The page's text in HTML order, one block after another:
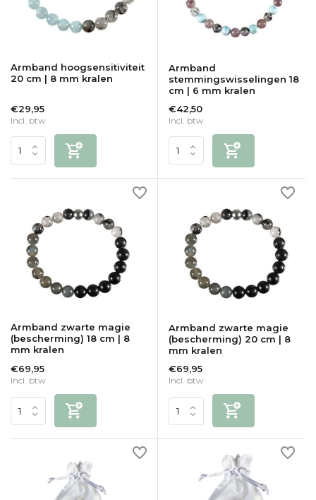
Armband hoogsensitiviteit
20 cm | 8 mm kralen
€29,95
Incl. btw
Armband
stemmingswisselingen 18
cm | 6 mm kralen
€42,50
Incl. btw
Armband zwarte magie
(bescherming) 18 cm | 8
mm kralen
€69,95
Incl. btw
Armband zwarte magie
(bescherming) 20 cm | 8
mm kralen
€69,95
Incl. btw